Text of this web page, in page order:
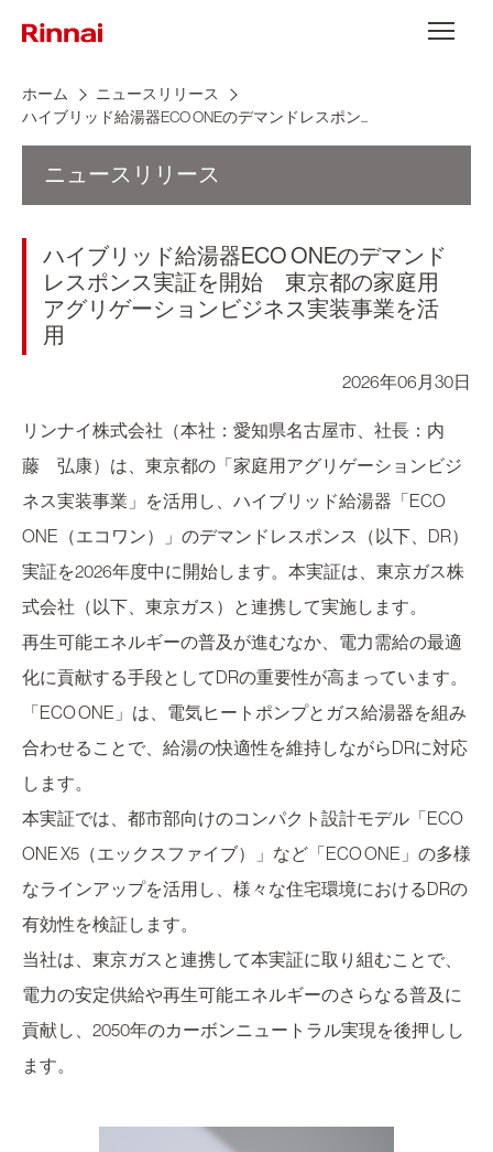
メニュー
ホーム
ニュースリリース
ハイブリッド給湯器ECO ONEのデマンドレスポン...
ニュースリリース
ハイブリッド給湯器ECO ONEのデマンド
レスポンス実証を開始 東京都の家庭用
アグリゲーションビジネス実装事業を活
用
2026年06月30日
リンナイ株式会社（本社：愛知県名古屋市、社長：内
藤 弘康）は、東京都の「家庭用アグリゲーションビジ
ネス実装事業」を活用し、ハイブリッド給湯器「ECO
ONE（エコワン）」のデマンドレスポンス（以下、DR）
実証を2026年度中に開始します。本実証は、東京ガス株
式会社（以下、東京ガス）と連携して実施します。
再生可能エネルギーの普及が進むなか、電力需給の最適
化に貢献する手段としてDRの重要性が高まっています。
「ECO ONE」は、電気ヒートポンプとガス給湯器を組み
合わせることで、給湯の快適性を維持しながらDRに対応
します。
本実証では、都市部向けのコンパクト設計モデル「ECO
ONE X5（エックスファイブ）」など「ECO ONE」の多様
なラインアップを活用し、様々な住宅環境におけるDRの
有効性を検証します。
当社は、東京ガスと連携して本実証に取り組むことで、
電力の安定供給や再生可能エネルギーのさらなる普及に
貢献し、2050年のカーボンニュートラル実現を後押しし
ます。